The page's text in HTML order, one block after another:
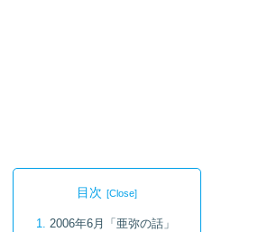
目次
2006年6月「亜弥の話」